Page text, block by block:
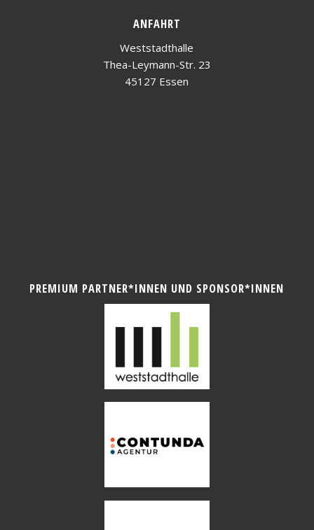
ANFAHRT
Weststadthalle
Thea-Leymann-Str. 23
45127 Essen
PREMIUM PARTNER*INNEN UND SPONSOR*INNEN